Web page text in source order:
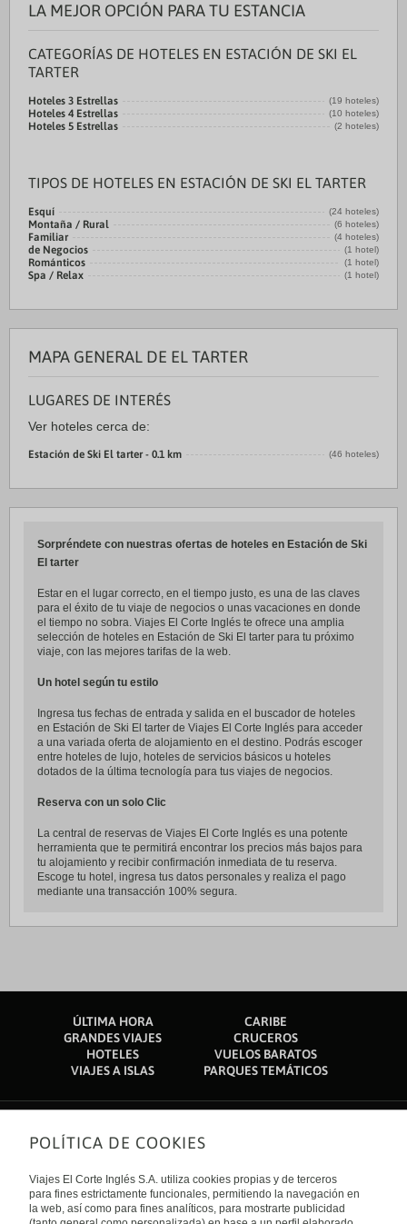
LA MEJOR OPCIÓN PARA TU ESTANCIA
CATEGORÍAS DE HOTELES EN ESTACIÓN DE SKI EL
TARTER
Hoteles 3 Estrellas (19 hoteles)
Hoteles 4 Estrellas (10 hoteles)
Hoteles 5 Estrellas (2 hoteles)
TIPOS DE HOTELES EN ESTACIÓN DE SKI EL TARTER
Esquí (24 hoteles)
Montaña / Rural (6 hoteles)
Familiar (4 hoteles)
de Negocios (1 hotel)
Románticos (1 hotel)
Spa / Relax (1 hotel)
MAPA GENERAL DE EL TARTER
LUGARES DE INTERÉS
Ver hoteles cerca de:
Estación de Ski El tarter - 0.1 km (46 hoteles)
Sorpréndete con nuestras ofertas de hoteles en Estación de Ski
El tarter
Estar en el lugar correcto, en el tiempo justo, es una de las claves
para el éxito de tu viaje de negocios o unas vacaciones en donde
el tiempo no sobra. Viajes El Corte Inglés te ofrece una amplia
selección de hoteles en Estación de Ski El tarter para tu próximo
viaje, con las mejores tarifas de la web.
Un hotel según tu estilo
Ingresa tus fechas de entrada y salida en el buscador de hoteles
en Estación de Ski El tarter de Viajes El Corte Inglés para acceder
a una variada oferta de alojamiento en el destino. Podrás escoger
entre hoteles de lujo, hoteles de servicios básicos u hoteles
dotados de la última tecnología para tus viajes de negocios.
Reserva con un solo Clic
La central de reservas de Viajes El Corte Inglés es una potente
herramienta que te permitirá encontrar los precios más bajos para
tu alojamiento y recibir confirmación inmediata de tu reserva.
Escoge tu hotel, ingresa tus datos personales y realiza el pago
mediante una transacción 100% segura.
ÚLTIMA HORA
CARIBE
GRANDES VIAJES
CRUCEROS
HOTELES
VUELOS BARATOS
VIAJES A ISLAS
PARQUES TEMÁTICOS
Sobre nosotros
Quiénes somos
Financiación
Sostenibilidad
Turismo accesible
Enlaces de interés
POLÍTICA DE COOKIES
Viajes El Corte Inglés S.A. utiliza cookies propias y de terceros
para fines estrictamente funcionales, permitiendo la navegación en
la web, así como para fines analíticos, para mostrarte publicidad